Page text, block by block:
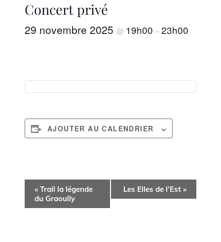
Concert privé
29 novembre 2025 @ 19h00 –23h00
AJOUTER AU CALENDRIER
v
« Trail la légende
du Graoully
Les Elles de l’Est »